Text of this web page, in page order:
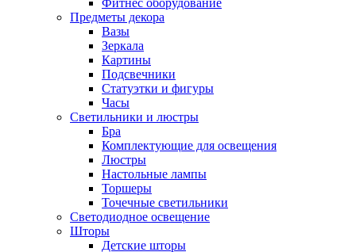
Фитнес оборудование
Предметы декора
Вазы
Зеркала
Картины
Подсвечники
Статуэтки и фигуры
Часы
Светильники и люстры
Бра
Комплектующие для освещения
Люстры
Настольные лампы
Торшеры
Точечные светильники
Светодиодное освещение
Шторы
Детские шторы